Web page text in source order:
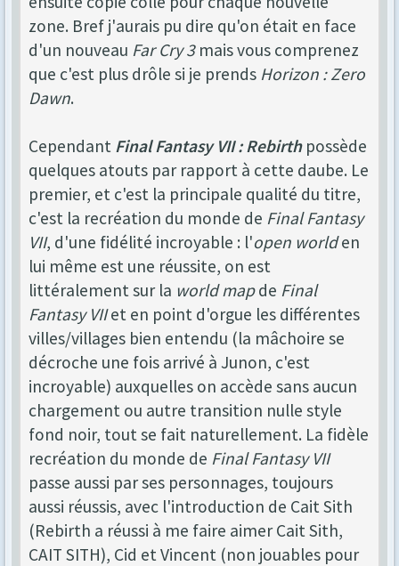
zone. Bref j'aurais pu dire qu'on était en face
d'un nouveau Far Cry 3mais vous comprenez
que c'est plus drôle si je prends Horizon : Zero
Dawn.
Cependant Final Fantasy VII : Rebirthpossède
quelques atouts par rapport à cette daube. Le
premier, et c'est la principale qualité du titre,
c'est la recréation du monde de Final Fantasy
VII, d'une fidélité incroyable : l'open worlden
lui même est une réussite, on est
littéralement sur la world mapde Final
Fantasy VIIet en point d'orgue les différentes
villes/villages bien entendu (la mâchoire se
décroche une fois arrivé à Junon, c'est
incroyable) auxquelles on accède sans aucun
chargement ou autre transition nulle style
fond noir, tout se fait naturellement. La fidèle
recréation du monde de Final Fantasy VII
passe aussi par ses personnages, toujours
aussi réussis, avec l'introduction de Cait Sith
(Rebirth a réussi à me faire aimer Cait Sith,
CAIT SITH), Cid et Vincent (non jouables pour